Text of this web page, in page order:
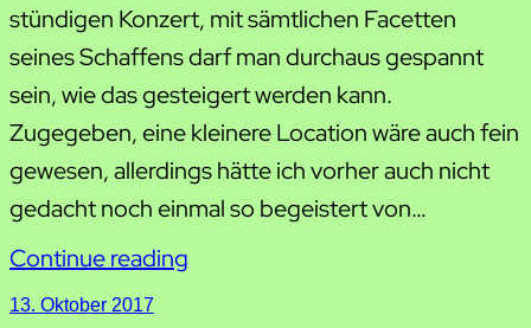
stündigen Konzert, mit sämtlichen Facetten
seines Schaffens darf man durchaus gespannt
sein, wie das gesteigert werden kann.
Zugegeben, eine kleinere Location wäre auch fein
gewesen, allerdings hätte ich vorher auch nicht
gedacht noch einmal so begeistert von…
Continue reading
13. Oktober 2017